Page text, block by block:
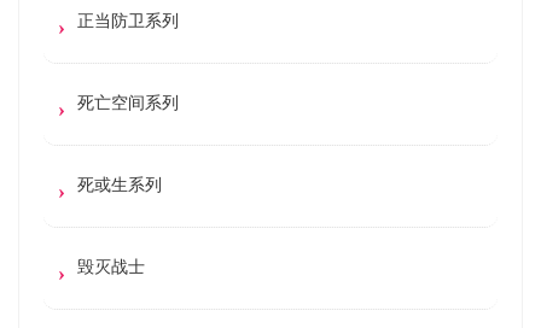
正当防卫系列
死亡空间系列
死或生系列
毁灭战士